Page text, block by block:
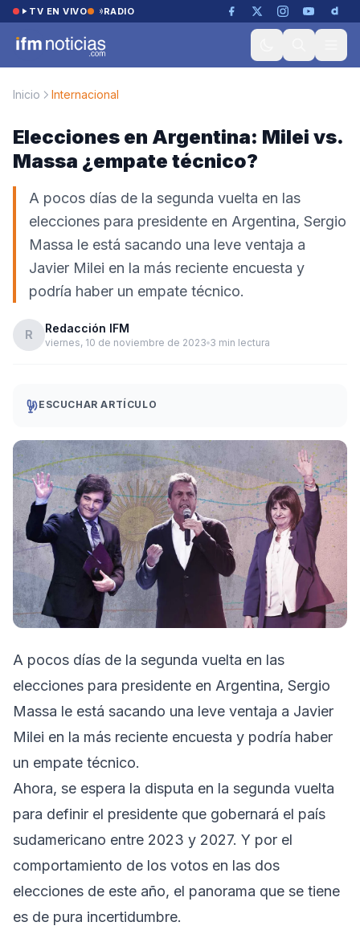
Saltar al contenido
TV EN VIVO RADIO
Inicio Internacional
Elecciones en Argentina: Milei vs.
Massa ¿empate técnico?
A pocos días de la segunda vuelta en las
elecciones para presidente en Argentina, Sergio
Massa le está sacando una leve ventaja a
Javier Milei en la más reciente encuesta y
podría haber un empate técnico.
R Redacción IFM
viernes, 10 de noviembre de 2023 3 min lectura
ESCUCHAR ARTÍCULO
A pocos días de la segunda vuelta en las
elecciones para presidente en Argentina, Sergio
Massa le está sacando una leve ventaja a Javier
Milei en la más reciente encuesta y podría haber
un empate técnico.
Ahora, se espera la disputa en la segunda vuelta
para definir el presidente que gobernará el país
sudamericano entre 2023 y 2027. Y por el
comportamiento de los votos en las dos
elecciones de este año, el panorama que se tiene
es de pura incertidumbre.